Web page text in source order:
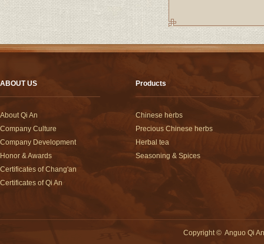
ABOUT US
About Qi An
Company Culture
Company Development
Honor & Awards
Certificates of Chang'an
Certificates of Qi An
Products
Chinese herbs
Precious Chinese herbs
Herbal tea
Seasoning & Spices
Copyright © Anguo Qi